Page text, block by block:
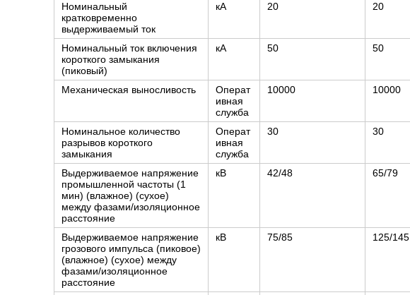
Номинальный
кратковременно
выдерживаемый ток
кА 20 20
Номинальный ток включения
короткого замыкания
(пиковый)
кА 50 50
Механическая выносливость
Операт
ивная
служба
10000 10000
Номинальное количество
разрывов короткого
замыкания
Операт
ивная
служба
30 30
Выдерживаемое напряжение
промышленной частоты (1
мин) (влажное) (сухое)
между фазами/изоляционное
расстояние
кВ 42/48 65/79
Выдерживаемое напряжение
грозового импульса (пиковое)
(влажное) (сухое) между
фазами/изоляционное
расстояние
кВ 75/85 125/145